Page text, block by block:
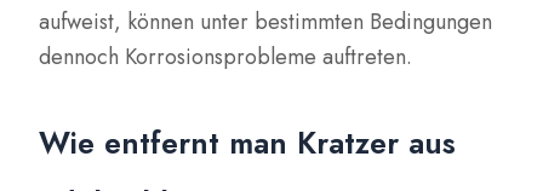
aufweist, können unter bestimmten Bedingungen
dennoch Korrosionsprobleme auftreten.
Wie entfernt man Kratzer aus